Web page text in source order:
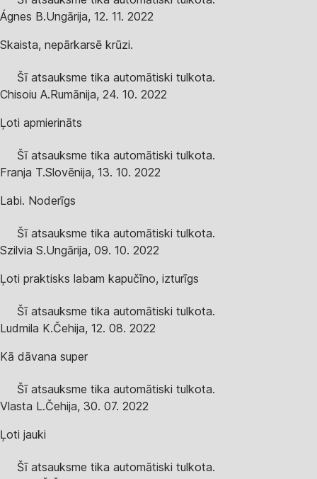
Ágnes B.Ungārija, 12. 11. 2022
Skaista, nepārkarsē krūzi.
Šī atsauksme tika automātiski tulkota.
Chisoiu A.Rumānija, 24. 10. 2022
Ļoti apmierināts
Šī atsauksme tika automātiski tulkota.
Franja T.Slovēnija, 13. 10. 2022
Labi. Noderīgs
Šī atsauksme tika automātiski tulkota.
Szilvia S.Ungārija, 09. 10. 2022
Ļoti praktisks labam kapučīno, izturīgs
Šī atsauksme tika automātiski tulkota.
Ludmila K.Čehija, 12. 08. 2022
Kā dāvana super
Šī atsauksme tika automātiski tulkota.
Vlasta L.Čehija, 30. 07. 2022
Ļoti jauki
Šī atsauksme tika automātiski tulkota.